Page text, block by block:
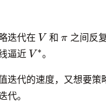
迭代在 V
V 和\pi
π 之间反
逼近 V^*
V ∗。
迭代的速度，又想要策
代。